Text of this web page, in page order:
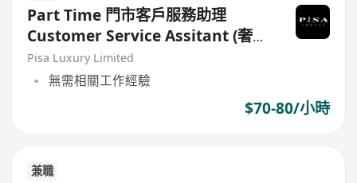
Part Time 門市客戶服務助理
Customer Service Assitant (奢侈
品牌零售店)
Pisa Luxury Limited
無需相關工作經驗
$70-80/小時
兼職